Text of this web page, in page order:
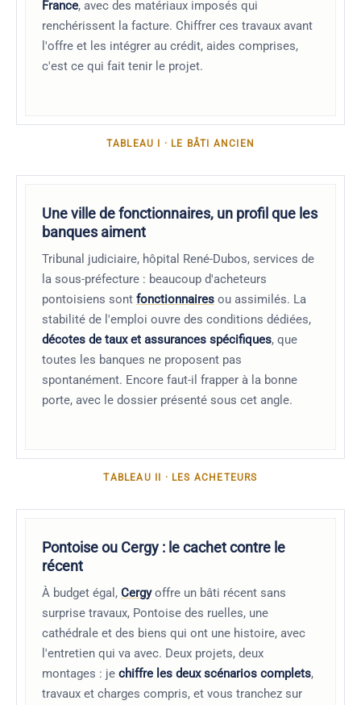
France, avec des matériaux imposés qui
renchérissent la facture. Chiffrer ces travaux avant
l'offre et les intégrer au crédit, aides comprises,
c'est ce qui fait tenir le projet.
TABLEAU I · LE BÂTI ANCIEN
Une ville de fonctionnaires, un profil que les
banques aiment
Tribunal judiciaire, hôpital René-Dubos, services de
la sous-préfecture : beaucoup d'acheteurs
pontoisiens sont fonctionnaires ou assimilés. La
stabilité de l'emploi ouvre des conditions dédiées,
décotes de taux et assurances spécifiques, que
toutes les banques ne proposent pas
spontanément. Encore faut-il frapper à la bonne
porte, avec le dossier présenté sous cet angle.
TABLEAU II · LES ACHETEURS
Pontoise ou Cergy : le cachet contre le
récent
À budget égal, Cergyoffre un bâti récent sans
surprise travaux, Pontoise des ruelles, une
cathédrale et des biens qui ont une histoire, avec
l'entretien qui va avec. Deux projets, deux
montages : je chiffre les deux scénarios complets,
travaux et charges compris, et vous tranchez sur